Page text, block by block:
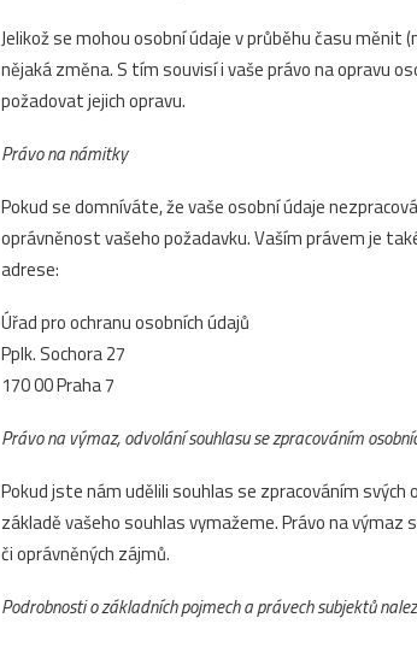
Jelikož se mohou osobní údaje v průběhu času
nějaká změna. S tím souvisí i vaše právo na opravu
požadovat jejich opravu.
Právo na námitky
Pokud se domníváte, že vaše osobní údaje
oprávněnost vašeho požadavku. Vaším právem je
adrese:
Úřad pro ochranu osobních údajů
Pplk. Sochora 27
170 00 Praha 7
Právo na výmaz, odvolání souhlasu se zpracováním
Pokud jste nám udělili souhlas se zpracováním
základě vašeho souhlas vymažeme. Právo na
či oprávněných zájmů.
Podrobnosti o základních pojmech a právech subjektů